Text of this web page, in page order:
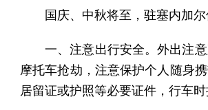
国庆、中秋将至，驻塞内加
一、注意出行安全。外出注
摩托车抢劫，注意保护个人随身
居留证或护照等必要证件，行车